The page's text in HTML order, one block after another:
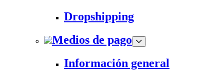
Dropshipping
Medios de pago
Información general